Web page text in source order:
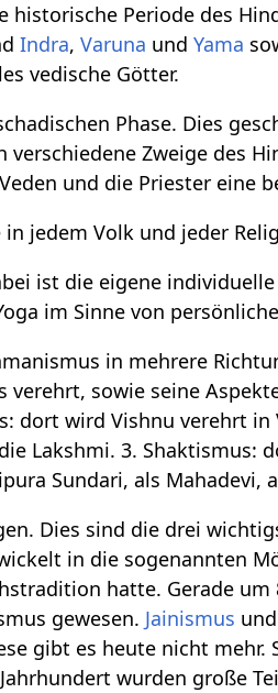
Periode des
Indra,Varuna undYama
vedische Götter.
Phase. Dies
verschiedene Zweige des
und die Priester eine
jedem Volk und jeder
ist die eigene
im Sinne von
in mehrere
sowie seine
dort wird Vishnu verehrt
Lakshmi. 3.
Sundari, als Mahadevi,
Dies sind die drei
in die sogenannten
hatte. Gerade
gewesen. Jainismus und
gibt es heute nicht
wurden große